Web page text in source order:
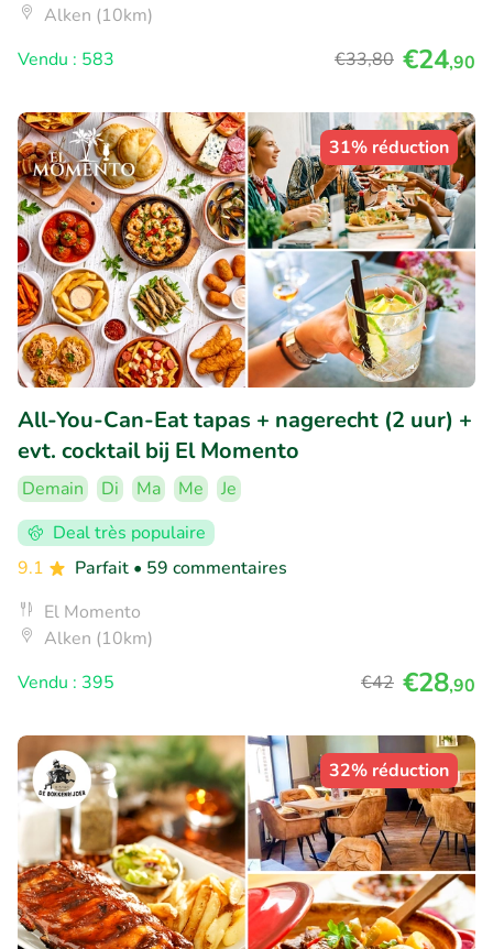
Alken (10km)
Vendu : 583
€33,80 €24,90
31% réduction
All-You-Can-Eat tapas + nagerecht (2 uur) +
evt. cocktail bij El Momento
Demain Di Ma Me
Je
Deal très populaire
9.1
Parfait • 59 commentaires
El Momento
Alken (10km)
Vendu : 395
€42 €28,90
32% réduction